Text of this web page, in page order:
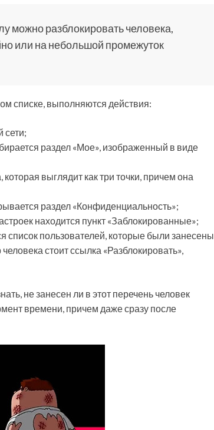
можно разблокировать человека,
или на небольшой промежуток
списке, выполняются действия:
сети;
раздел «Мое», изображенный в виде
выглядит как три точки, причем она
раздел «Конфиденциальность»;
находится пункт «Заблокированные»;
список пользователей, которые были занесены
стоит ссылка «Разблокировать»,
не занесен ли в этот перечень человек
времени, причем даже сразу после